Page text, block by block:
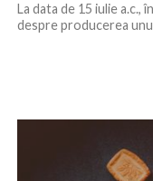
La data de 15 iulie a.c.,
despre producerea